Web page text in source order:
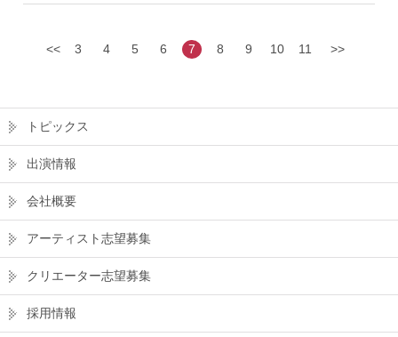
<< 3 4 5 6 7 8 9 10 11 >>
トピックス
出演情報
会社概要
アーティスト志望募集
クリエーター志望募集
採用情報